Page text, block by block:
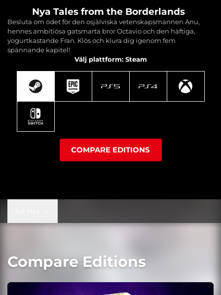
Nya Tales from the Borderlands
Besluta om ödet för den osjälviska vetenskapsmannen Anu,
hennes ambitiösa gatsmarta bror Octavio och den häftiga,
yogurtkastande Fran. Klös och klura dig igenom fem
spännande kapitel!
Välj plattform: Steam
COMPARE EDITIONS
Compare Editions